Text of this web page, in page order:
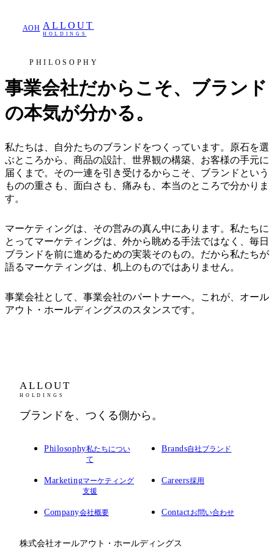
AOH ALLOUT
HOLDINGS
PHILOSOPHY
事業会社だからこそ、ブランド
の本気が分かる。
私たちは、自分たちのブランドをつくっています。原石を選
ぶところから、商品の設計、世界観の構築、お客様の手元に
届くまで。その一連を引き受けるからこそ、ブランドという
ものの重さも、面白さも、痛みも、本当のところで分かりま
す。
マーケティングは、その営みの真ん中にあります。私たちに
とってマーケティングは、外から眺める手法ではなく、毎日
ブランドを前に進めるための実装そのもの。だから私たちが
語るマーケティングは、机上のものではありません。
事業会社として、事業会社のパートナーへ。これが、オール
アウト・ホールディングスのスタンスです。
ALLOUT
HOLDINGS
ブランドを、つくる側から。
Philosophy私たちについ
て
Brands自社ブランド
Marketingマーケティング
支援
Careers採用
Company会社概要 Contactお問い合わせ
株式会社オールアウト・ホールディングス